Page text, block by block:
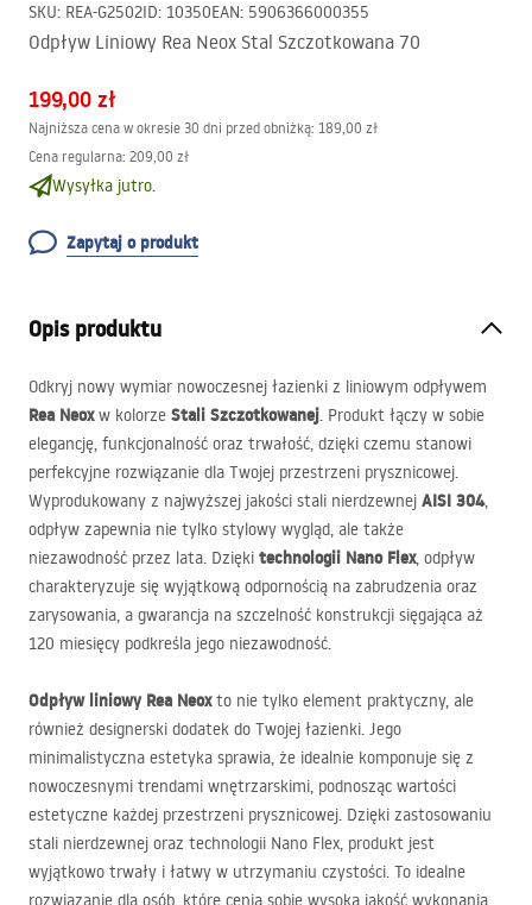
SKU: REA-G2502ID: 10350EAN: 5906366000355
Odpływ Liniowy Rea Neox Stal Szczotkowana 70
199,00 zł
Najniższa cena w okresie 30 dni przed obniżką: 189,00 zł
Cena regularna: 209,00 zł
Wysyłka jutro.
Zapytaj o produkt
Opis produktu
Odkryj nowy wymiar nowoczesnej łazienki z liniowym odpływem
Rea Neoxw kolorze Stali Szczotkowanej. Produkt łączy w sobie
elegancję, funkcjonalność oraz trwałość, dzięki czemu stanowi
perfekcyjne rozwiązanie dla Twojej przestrzeni prysznicowej.
Wyprodukowany z najwyższej jakości stali nierdzewnej AISI 304,
odpływ zapewnia nie tylko stylowy wygląd, ale także
niezawodność przez lata. Dzięki technologii Nano Flex, odpływ
charakteryzuje się wyjątkową odpornością na zabrudzenia oraz
zarysowania, a gwarancja na szczelność konstrukcji sięgająca aż
120 miesięcy podkreśla jego niezawodność.
Odpływ liniowy Rea Neoxto nie tylko element praktyczny, ale
również designerski dodatek do Twojej łazienki. Jego
minimalistyczna estetyka sprawia, że idealnie komponuje się z
nowoczesnymi trendami wnętrzarskimi, podnosząc wartości
estetyczne każdej przestrzeni prysznicowej. Dzięki zastosowaniu
stali nierdzewnej oraz technologii Nano Flex, produkt jest
wyjątkowo trwały i łatwy w utrzymaniu czystości. To idealne
rozwiązanie dla osób, które cenią sobie wysoką jakość wykonania